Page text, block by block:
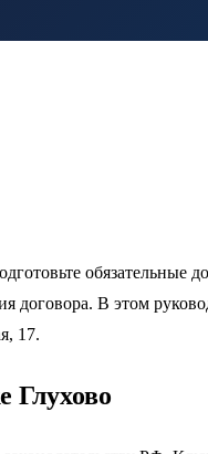
договора. В этом
17.
Глухово